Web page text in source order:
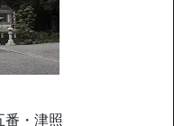
照